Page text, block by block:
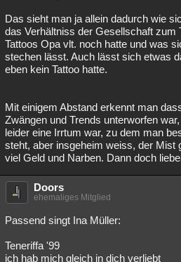
Das sieht man ja allein dadurch wie
das Verhältniss der Gesellschaft zum
Tattoos Opa vlt. noch hatte und was
stechen lässt. Auch lässt sich etwas
eben kein Tattoo hatte.
Mit einigem Abstand erkennt man
Zwängen und Trends unterworfen
leider eine Irrtum war, zu dem man
steht, aber insgeheim weiss, der Mist
viel Geld und Narben. Dann doch
Doors
ehemaliges Mitglied
Passend singt Ina Müller:
Teneriffa '99
ich hab mich gleich in dich verliebt